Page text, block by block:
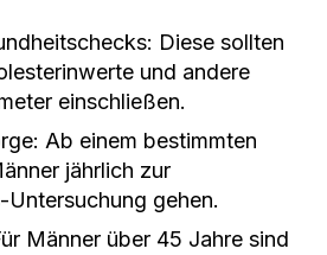
Diese sollten
und andere
einschließen.
Ab einem bestimmten
jährlich zur
Untersuchung gehen.
Männer über 45 Jahre sind